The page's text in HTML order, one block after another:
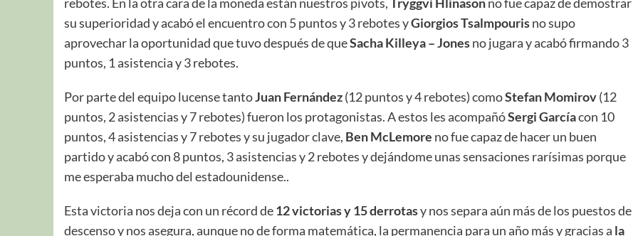
su superioridad y acabó el encuentro con 5 puntos y 3 rebotes yGiorgios Tsalmpourisno supo
aprovechar la oportunidad que tuvo después de queSacha Killeya – Jonesno jugara y acabó firmando 3
puntos, 1 asistencia y 3 rebotes.
Por parte del equipo lucense tantoJuan Fernández(12 puntos y 4 rebotes) comoStefan Momirov(12
puntos, 2 asistencias y 7 rebotes) fueron los protagonistas. A estos les acompañóSergi Garcíacon 10
puntos, 4 asistencias y 7 rebotes y su jugador clave, Ben McLemore no fue capaz de hacer un buen
partido y acabó con 8 puntos, 3 asistencias y 2 rebotes y dejándome unas sensaciones rarísimas porque
me esperaba mucho del estadounidense..
Esta victoria nos deja con un récord de12 victorias y 15 derrotasy nos separa aún más de los puestos de
descenso y nos asegura, aunque no de forma matemática, la permanencia para un año más y gracias a la